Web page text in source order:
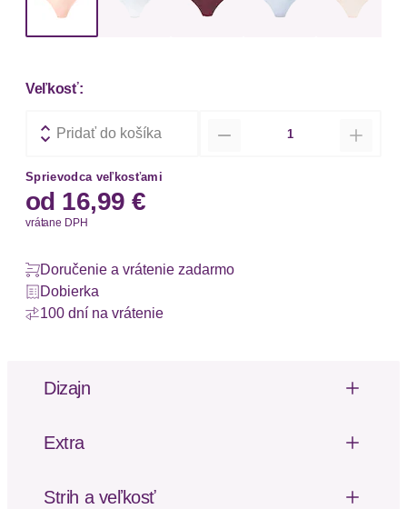
Veľkosť:
Pridať do košíka
Sprievodca veľkosťami
od 16,99 €
vrátane DPH
Doručenie a vrátenie zadarmo
Dobierka
100 dní na vrátenie
Dizajn
Produktdetails
Extra
Strih a veľkosť